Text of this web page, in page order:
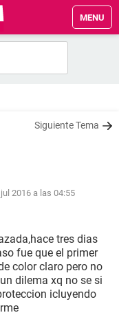
MENU
Siguiente Tema
2016 a las 04:55
tres dias
fue que el primer
color claro pero no
dilema xq no se si
icluyendo